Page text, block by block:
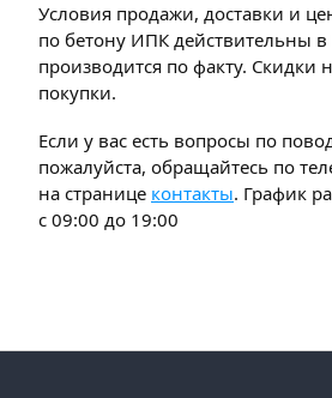
Условия продажи, доставки и
по бетону ИПК действительны
производится по факту. Скидки
покупки.
Если у вас есть вопросы по
пожалуйста, обращайтесь по
на странице контакты. График
с 09:00 до 19:00